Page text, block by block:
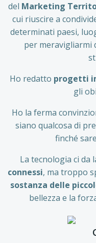
del Marketing
cui riuscire a
determinati paesi,
per meravigliarmi
Ho redatto progetti
gli
Ho la ferma
siano qualcosa di
finché
La tecnologia ci da
connessi, ma troppo
sostanza delle
bellezza e la